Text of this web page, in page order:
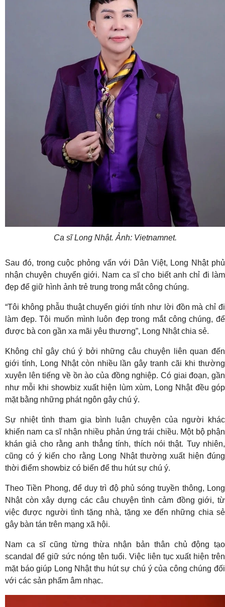
Ca sĩ Long Nhật. Ảnh: Vietnamnet.
Sau đó, trong cuộc phỏng vấn với Dân Việt, Long Nhật phủ
nhận chuyện chuyển giới. Nam ca sĩ cho biết anh chỉ đi làm
đẹp để giữ hình ảnh trẻ trung trong mắt công chúng.
“Tôi không phẫu thuật chuyển giới tính như lời đồn mà chỉ đi
làm đẹp. Tôi muốn mình luôn đẹp trong mắt công chúng, để
được bà con gần xa mãi yêu thương”, Long Nhật chia sẻ.
Không chỉ gây chú ý bởi những câu chuyện liên quan đến
giới tính, Long Nhật còn nhiều lần gây tranh cãi khi thường
xuyên lên tiếng về ồn ào của đồng nghiệp. Có giai đoạn, gần
như mỗi khi showbiz xuất hiện lùm xùm, Long Nhật đều góp
mặt bằng những phát ngôn gây chú ý.
Sự nhiệt tình tham gia bình luận chuyện của người khác
khiến nam ca sĩ nhận nhiều phản ứng trái chiều. Một bộ phận
khán giả cho rằng anh thẳng tính, thích nói thật. Tuy nhiên,
cũng có ý kiến cho rằng Long Nhật thường xuất hiện đúng
thời điểm showbiz có biến để thu hút sự chú ý.
Theo Tiền Phong, để duy trì độ phủ sóng truyền thông, Long
Nhật còn xây dựng các câu chuyện tình cảm đồng giới, từ
việc được người tình tặng nhà, tặng xe đến những chia sẻ
gây bàn tán trên mạng xã hội.
Nam ca sĩ cũng từng thừa nhận bản thân chủ động tạo
scandal để giữ sức nóng tên tuổi. Việc liên tục xuất hiện trên
mặt báo giúp Long Nhật thu hút sự chú ý của công chúng đối
với các sản phẩm âm nhạc.